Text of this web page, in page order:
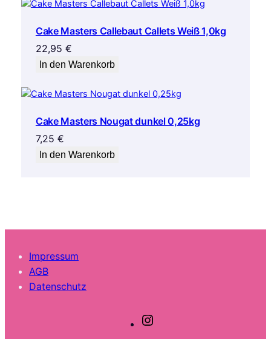
Cake Masters Callebaut Callets Weiß 1,0kg
22,95 €
In den Warenkorb
Cake Masters Nougat dunkel 0,25kg
7,25 €
In den Warenkorb
Impressum
AGB
Datenschutz